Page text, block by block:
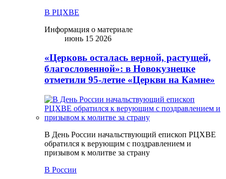
В РЦХВЕ
Информация о материале
июнь 15 2026
«Церковь осталась верной, растущей,
благословенной»: в Новокузнецке
отметили 95-летие «Церкви на Камне»
В День России начальствующий епископ РЦХВЕ
обратился к верующим с поздравлением и
призывом к молитве за страну
В России